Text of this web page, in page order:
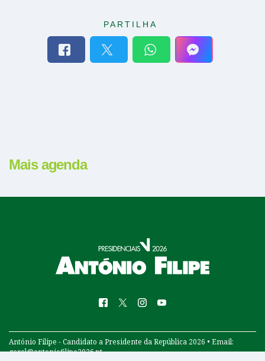
PARTILHA
Mais agenda
FACEBOOK
FACEBOOK
TWITTER
TWITTER
INSTAGRAM
INSTAGRAM
YOUTUBE
YOUTUBE
António Filipe - Candidato a Presidente da República 2026 • Email:
geral@antoniofilipe2026.pt